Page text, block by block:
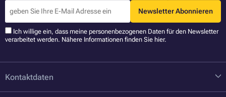
Newsletter Abonnieren
Ich willige ein, dass meine personenbezogenen Daten für den Newsletter
verarbeitet werden. Nähere Informationen finden Sie hier.
Kontaktdaten